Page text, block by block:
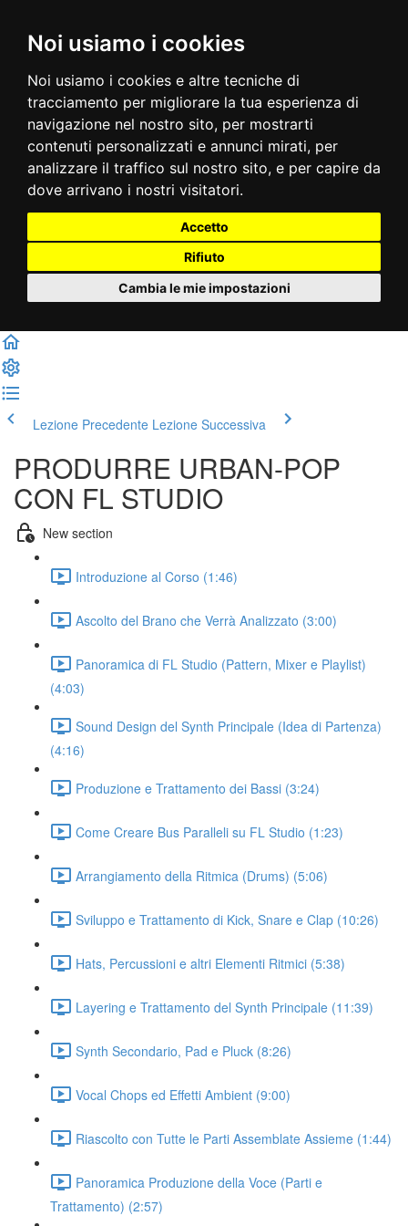
Noi usiamo i cookies
Noi usiamo i cookies e altre tecniche di
tracciamento per migliorare la tua esperienza di
navigazione nel nostro sito, per mostrarti
contenuti personalizzati e annunci mirati, per
analizzare il traffico sul nostro sito, e per capire da
dove arrivano i nostri visitatori.
Accetto
Rifiuto
Cambia le mie impostazioni
Lezione Precedente Lezione Successiva
PRODURRE URBAN-POP
CON FL STUDIO
New section
Introduzione al Corso (1:46)
Ascolto del Brano che Verrà Analizzato (3:00)
Panoramica di FL Studio (Pattern, Mixer e Playlist)
(4:03)
Sound Design del Synth Principale (Idea di Partenza)
(4:16)
Produzione e Trattamento dei Bassi (3:24)
Come Creare Bus Paralleli su FL Studio (1:23)
Arrangiamento della Ritmica (Drums) (5:06)
Sviluppo e Trattamento di Kick, Snare e Clap (10:26)
Hats, Percussioni e altri Elementi Ritmici (5:38)
Layering e Trattamento del Synth Principale (11:39)
Synth Secondario, Pad e Pluck (8:26)
Vocal Chops ed Effetti Ambient (9:00)
Riascolto con Tutte le Parti Assemblate Assieme (1:44)
Panoramica Produzione della Voce (Parti e
Trattamento) (2:57)